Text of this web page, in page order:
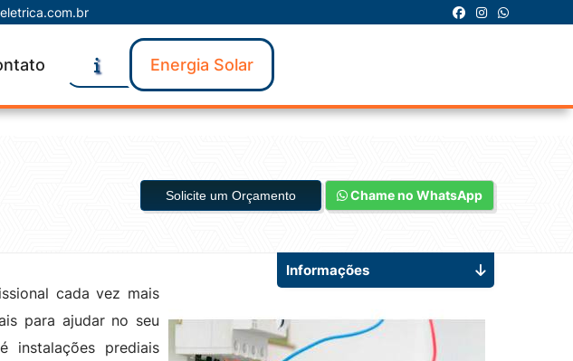
Energia Solar
Solicite um Orçamento Chame no WhatsApp
cada vez mais
para ajudar no seu
instalações prediais
Informações